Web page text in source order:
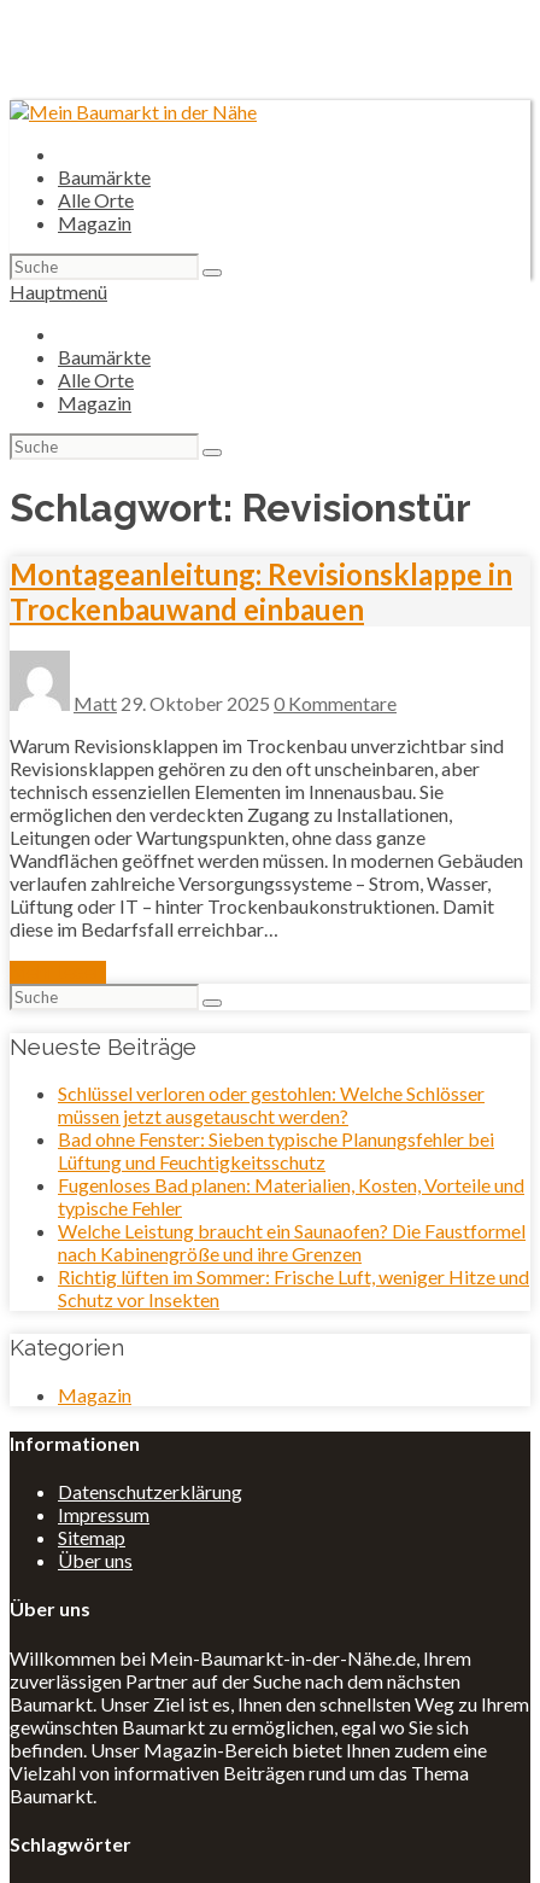
Baumärkte
Alle Orte
Magazin
Suchen
nach:
Hauptmenü
Baumärkte
Alle Orte
Magazin
Suchen
nach:
Schlagwort: Revisionstür
Montageanleitung: Revisionsklappe in
Trockenbauwand einbauen
Matt 29. Oktober 2025 0 Kommentare
Warum Revisionsklappen im Trockenbau unverzichtbar sind
Revisionsklappen gehören zu den oft unscheinbaren, aber
technisch essenziellen Elementen im Innenausbau. Sie
ermöglichen den verdeckten Zugang zu Installationen,
Leitungen oder Wartungspunkten, ohne dass ganze
Wandflächen geöffnet werden müssen. In modernen Gebäuden
verlaufen zahlreiche Versorgungssysteme – Strom, Wasser,
Lüftung oder IT – hinter Trockenbaukonstruktionen. Damit
diese im Bedarfsfall erreichbar…
Suchen
nach:
Neueste Beiträge
Schlüssel verloren oder gestohlen: Welche Schlösser
müssen jetzt ausgetauscht werden?
Bad ohne Fenster: Sieben typische Planungsfehler bei
Lüftung und Feuchtigkeitsschutz
Fugenloses Bad planen: Materialien, Kosten, Vorteile und
typische Fehler
Welche Leistung braucht ein Saunaofen? Die Faustformel
nach Kabinengröße und ihre Grenzen
Richtig lüften im Sommer: Frische Luft, weniger Hitze und
Schutz vor Insekten
Kategorien
Magazin
Informationen
Datenschutzerklärung
Impressum
Sitemap
Über uns
Über uns
Willkommen bei Mein-Baumarkt-in-der-Nähe.de, Ihrem
zuverlässigen Partner auf der Suche nach dem nächsten
Baumarkt. Unser Ziel ist es, Ihnen den schnellsten Weg zu Ihrem
gewünschten Baumarkt zu ermöglichen, egal wo Sie sich
befinden. Unser Magazin-Bereich bietet Ihnen zudem eine
Vielzahl von informativen Beiträgen rund um das Thema
Baumarkt.
Schlagwörter